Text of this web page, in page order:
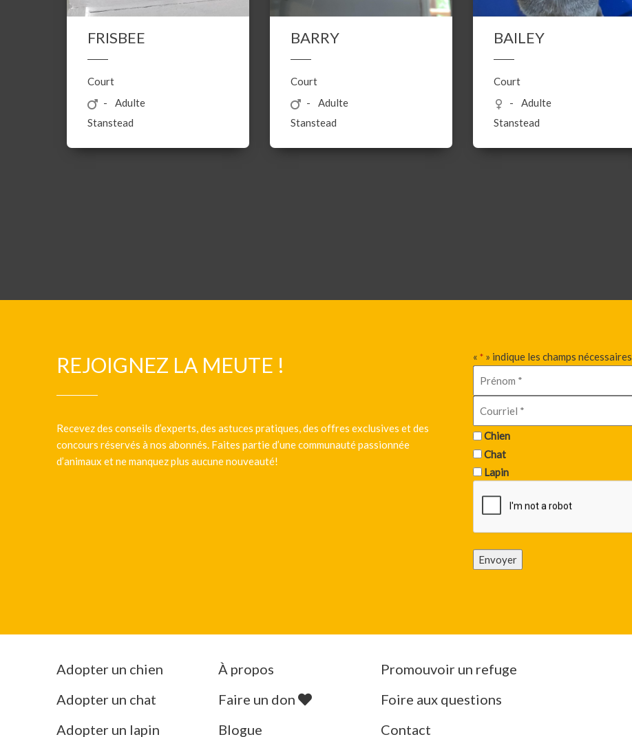
FRISBEE
Court
Adulte
Stanstead
BARRY
Court
Adulte
Stanstead
BAILEY
Court
Adulte
Stanstead
REJOIGNEZ LA MEUTE !
Recevez des conseils d’experts, des astuces pratiques, des offres exclusives et des
concours réservés à nos abonnés. Faites partie d’une communauté passionnée
d’animaux et ne manquez plus aucune nouveauté!
« * » indique les champs nécessaires
Chien
Chat
Lapin
Envoyer
Adopter un chien
Adopter un chat
Adopter un lapin
À propos
Faire un don
Blogue
Promouvoir un refuge
Foire aux questions
Contact